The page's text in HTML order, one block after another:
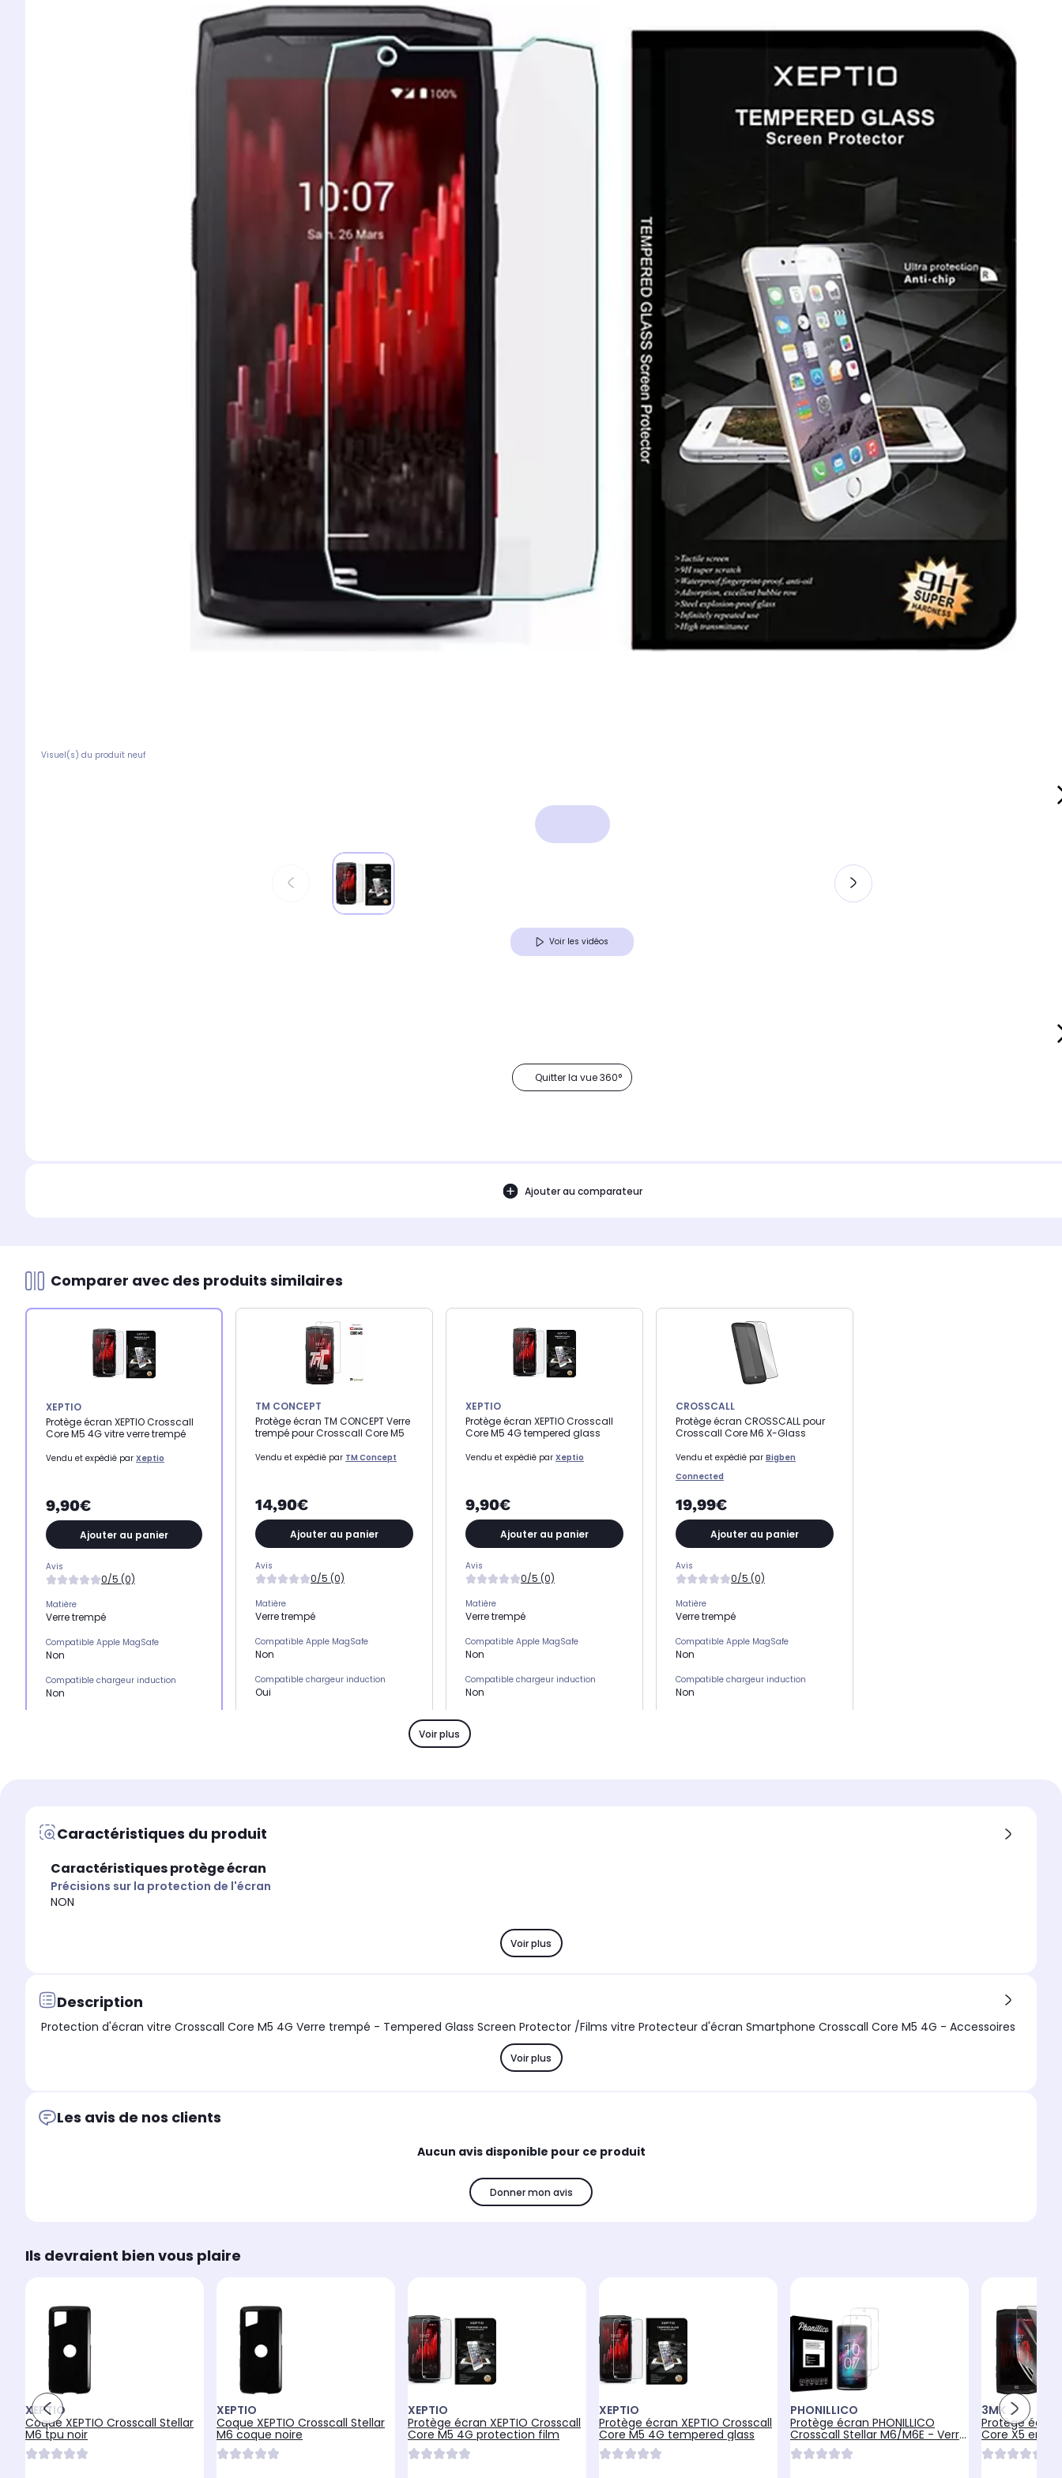
Visuel(s) du produit neuf
Voir les vidéos
Quitter la vue 360°
Ajouter au comparateur
Comparer avec des produits similaires
XEPTIO
Protège écran XEPTIO Crosscall
Core M5 4G vitre verre trempé
Vendu et expédié par Xeptio
9,90€
Ajouter au panier
Avis
0/5 (0)
Matière
Verre trempé
Compatible Apple MagSafe
Non
Compatible chargeur induction
Non
Modèle compatible 1
CROSSCALL Core M5
Coloris extérieur
Transparent
TM CONCEPT
Protège écran TM CONCEPT Verre
trempé pour Crosscall Core M5
Vendu et expédié par TM Concept
14,90€
Ajouter au panier
Avis
0/5 (0)
Matière
Verre trempé
Compatible Apple MagSafe
Non
Compatible chargeur induction
Oui
Modèle compatible 1
Coloris extérieur
Transparent
XEPTIO
Protège écran XEPTIO Crosscall
Core M5 4G tempered glass
Vendu et expédié par Xeptio
9,90€
Ajouter au panier
Avis
0/5 (0)
Matière
Verre trempé
Compatible Apple MagSafe
Non
Compatible chargeur induction
Non
Non
CROSSCALL
Protège écran CROSSCALL pour
Crosscall Core M6 X-Glass
Vendu et expédié par Bigben
Connected
19,99€
Ajouter au panier
Avis
0/5 (0)
Matière
Verre trempé
Compatible Apple MagSafe
Non
Compatible chargeur induction
Non
Voir plus
Caractéristiques du produit
Caractéristiques protège écran
Précisions sur la protection de l'écran
NON
Voir plus
Description
Protection d'écran vitre Crosscall Core M5 4G Verre trempé - Tempered Glass Screen Protector /Films vitre Protecteur d'écran Smartphone Crosscall Core M5 4G - Accessoires
Voir plus
Les avis de nos clients
Aucun avis disponible pour ce produit
Donner mon avis
Ils devraient bien vous plaire
XEPTIO
Coque XEPTIO Crosscall Stellar
M6 tpu noir
XEPTIO
Coque XEPTIO Crosscall Stellar
M6 coque noire
XEPTIO
Protège écran XEPTIO Crosscall
Core M5 4G protection film
XEPTIO
Protège écran XEPTIO Crosscall
Core M5 4G tempered glass
PHONILLICO
Protège écran PHONILLICO
Crosscall Stellar M6/M6E - Verre
trempé
3MK
Protège écran
Core X5 en